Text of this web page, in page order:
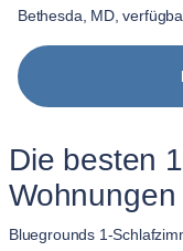
Bethesda, MD,
Die besten
Bluegrounds 1-